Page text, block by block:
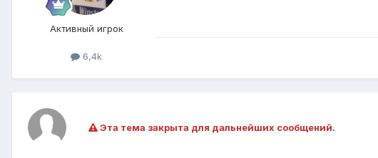
Активный игрок
6,4k
Эта тема закрыта для дальнейших сообщений.